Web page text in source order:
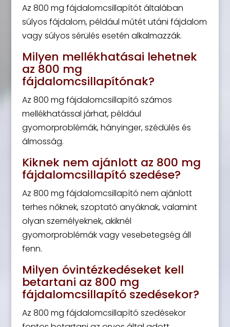
Az 800 mg fájdalomcsillapítót általában
súlyos fájdalom, például műtét utáni fájdalom
vagy súlyos sérülés esetén alkalmazzák.
Milyen mellékhatásai lehetnek
az 800 mg
fájdalomcsillapítónak?
Az 800 mg fájdalomcsillapító számos
mellékhatással járhat, például
gyomorproblémák, hányinger, szédülés és
álmosság.
Kiknek nem ajánlott az 800 mg
fájdalomcsillapító szedése?
Az 800 mg fájdalomcsillapító nem ajánlott
terhes nőknek, szoptató anyáknak, valamint
olyan személyeknek, akiknél
gyomorproblémák vagy vesebetegség áll
fenn.
Milyen óvintézkedéseket kell
betartani az 800 mg
fájdalomcsillapító szedésekor?
Az 800 mg fájdalomcsillapító szedésekor